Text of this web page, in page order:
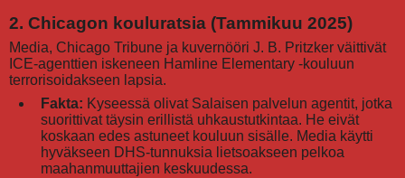
2. Chicagon kouluratsia (Tammikuu 2025)
Media, Chicago Tribune ja kuvernööri J. B. Pritzker väittivät
ICE-agenttien iskeneen Hamline Elementary -kouluun
terrorisoidakseen lapsia.
Fakta: Kyseessä olivat Salaisen palvelun agentit, jotka
suorittivat täysin erillistä uhkaustutkintaa. He eivät
koskaan edes astuneet kouluun sisälle. Media käytti
hyväkseen DHS-tunnuksia lietsoakseen pelkoa
maahanmuuttajien keskuudessa.